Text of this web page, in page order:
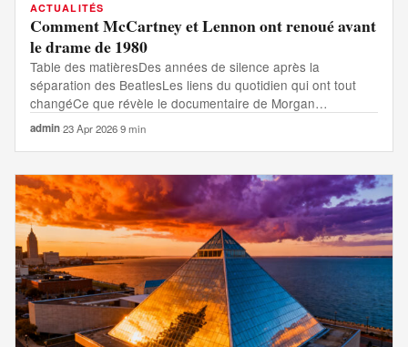
ACTUALITÉS
Comment McCartney et Lennon ont renoué avant
le drame de 1980
Table des matièresDes années de silence après la
séparation des BeatlesLes liens du quotidien qui ont tout
changéCe que révèle le documentaire de Morgan…
admin·23 Apr 2026·9 min